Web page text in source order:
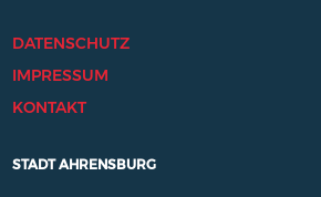
DATENSCHUTZ
IMPRESSUM
KONTAKT
STADT AHRENSBURG